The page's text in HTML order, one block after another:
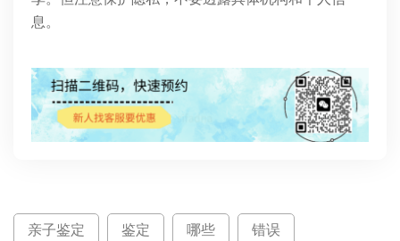
息。
亲子鉴定 鉴定 哪些 错误